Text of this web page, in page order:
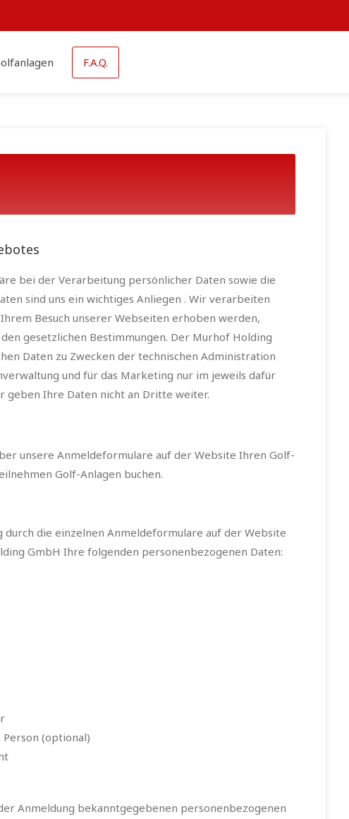
F.A.Q.
bei der Verarbeitung persönlicher Daten sowie die
sind uns ein wichtiges Anliegen . Wir verarbeiten
Besuch unserer Webseiten erhoben werden,
gesetzlichen Bestimmungen. Der Murhof Holding
Daten zu Zwecken der technischen Administration
und für das Marketing nur im jeweils dafür
geben Ihre Daten nicht an Dritte weiter.
unsere Anmeldeformulare auf der Website Ihren Golf-
Golf-Anlagen buchen.
durch die einzelnen Anmeldeformulare auf der Website
GmbH Ihre folgenden personenbezogenen Daten:
(optional)
Anmeldung bekanntgegebenen personenbezogenen